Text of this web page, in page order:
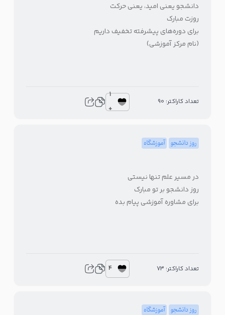
دانشجو یعنی امید، یعنی حرکت
روزت مبارک
برای دوره‌های پیشرفته تخفیف داریم
(نام مرکز آموزشی)
تعداد کاراکتر: 90
1
+
روز دانشجو آموزشگاه
در مسیر علم تنها نیستی
روز دانشجو بر تو مبارک
برای مشاوره آموزشی پیام بده
تعداد کاراکتر: 73 4
روز دانشجو آموزشگاه